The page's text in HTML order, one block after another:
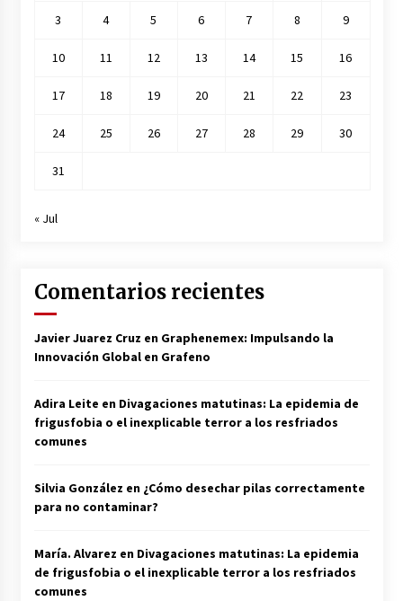
3 4 5 6 7 8 9
10 11 12 13 14 15 16
17 18 19 20 21 22 23
24 25 26 27 28 29 30
31
« Jul
Comentarios recientes
Javier Juarez Cruz en Graphenemex: Impulsando la
Innovación Global en Grafeno
Adira Leite en Divagaciones matutinas: La epidemia de
frigusfobia o el inexplicable terror a los resfriados
comunes
Silvia González en ¿Cómo desechar pilas correctamente
para no contaminar?
María. Alvarez en Divagaciones matutinas: La epidemia
de frigusfobia o el inexplicable terror a los resfriados
comunes